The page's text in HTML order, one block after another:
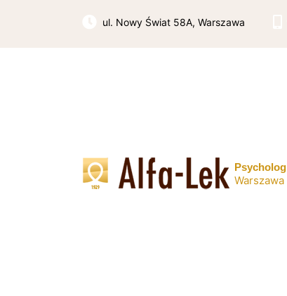
ul. Nowy Świat 58A, Warszawa
Psycholog
Warszawa